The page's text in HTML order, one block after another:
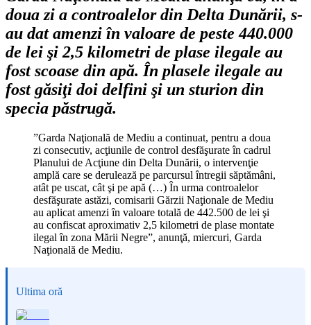
doua zi a controalelor din Delta Dunării, s-
au dat amenzi în valoare de peste 440.000
de lei şi 2,5 kilometri de plase ilegale au
fost scoase din apă. În plasele ilegale au
fost găsiţi doi delfini şi un sturion din
specia păstrugă.
”Garda Naţională de Mediu a continuat, pentru a doua
zi consecutiv, acţiunile de control desfăşurate în cadrul
Planului de Acţiune din Delta Dunării, o intervenţie
amplă care se derulează pe parcursul întregii săptămâni,
atât pe uscat, cât şi pe apă (…) În urma controalelor
desfăşurate astăzi, comisarii Gărzii Naţionale de Mediu
au aplicat amenzi în valoare totală de 442.500 de lei şi
au confiscat aproximativ 2,5 kilometri de plase montate
ilegal în zona Mării Negre”, anunţă, miercuri, Garda
Naţională de Mediu.
Ultima oră